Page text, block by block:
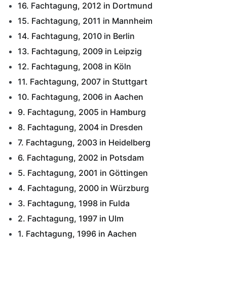
16. Fachtagung, 2012 in Dortmund
15. Fachtagung, 2011 in Mannheim
14. Fachtagung, 2010 in Berlin
13. Fachtagung, 2009 in Leipzig
12. Fachtagung, 2008 in Köln
11. Fachtagung, 2007 in Stuttgart
10. Fachtagung, 2006 in Aachen
9. Fachtagung, 2005 in Hamburg
8. Fachtagung, 2004 in Dresden
7. Fachtagung, 2003 in Heidelberg
6. Fachtagung, 2002 in Potsdam
5. Fachtagung, 2001 in Göttingen
4. Fachtagung, 2000 in Würzburg
3. Fachtagung, 1998 in Fulda
2. Fachtagung, 1997 in Ulm
1. Fachtagung, 1996 in Aachen